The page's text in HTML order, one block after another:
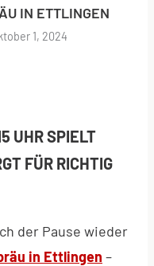
IN ETTLINGEN
1, 2024
UHR SPIELT
FÜR RICHTIG
der Pause wieder
in Ettlingen –